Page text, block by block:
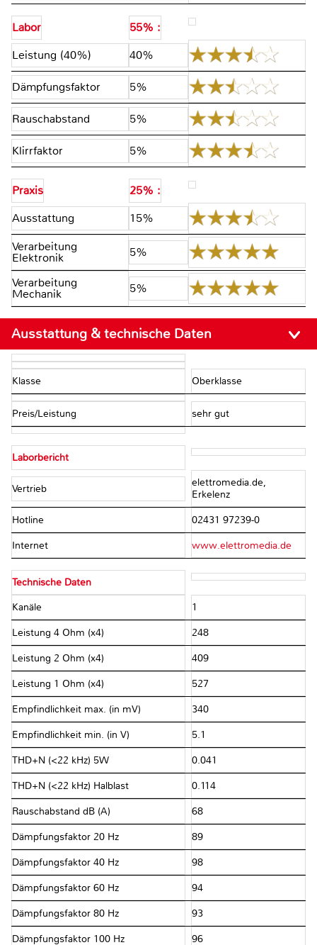
Labor
55% :
Leistung (40%)
40%
Dämpfungsfaktor 5%
Rauschabstand 5%
Klirrfaktor 5%
Praxis
25% :
Ausstattung
15%
Verarbeitung
Elektronik 5%
Verarbeitung
Mechanik 5%
Ausstattung & technische Daten
Klasse Oberklasse
Preis/Leistung sehr gut
Laborbericht
Vertrieb
elettromedia.de,
Erkelenz
Hotline 02431 97239-0
Internet www.elettromedia.de
Technische Daten
Kanäle 1
Leistung 4 Ohm (x4) 248
Leistung 2 Ohm (x4) 409
Leistung 1 Ohm (x4) 527
Empfindlichkeit max. (in mV) 340
Empfindlichkeit min. (in V) 5.1
THD+N (<22 kHz) 5W 0.041
THD+N (<22 kHz) Halblast 0.114
Rauschabstand dB (A) 68
Dämpfungsfaktor 20 Hz 89
Dämpfungsfaktor 40 Hz 98
Dämpfungsfaktor 60 Hz 94
Dämpfungsfaktor 80 Hz 93
Dämpfungsfaktor 100 Hz 96